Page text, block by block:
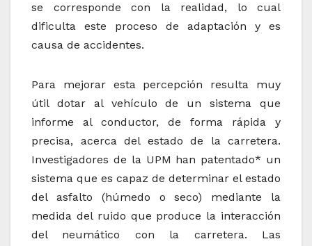
se corresponde con la realidad, lo cual
dificulta este proceso de adaptación y es
causa de accidentes.
Para mejorar esta percepción resulta muy
útil dotar al vehículo de un sistema que
informe al conductor, de forma rápida y
precisa, acerca del estado de la carretera.
Investigadores de la UPM han patentado* un
sistema que es capaz de determinar el estado
del asfalto (húmedo o seco) mediante la
medida del ruido que produce la interacción
del neumático con la carretera. Las